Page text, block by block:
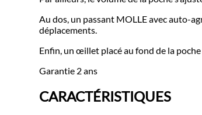
Au dos, un passant MOLLE avec auto-
déplacements.
Enfin, un œillet placé au fond de la
Garantie 2 ans
CARACTÉRISTIQUES